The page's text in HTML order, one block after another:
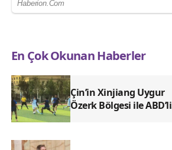
En Çok Okunan Haberler
Çin’in Xinjiang Uygur
Özerk Bölgesi ile ABD’li